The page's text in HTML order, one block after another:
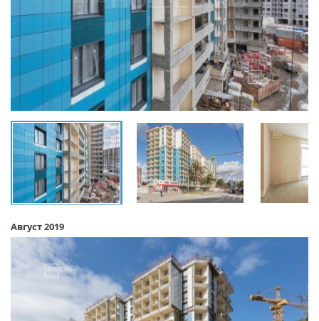
Август 2019